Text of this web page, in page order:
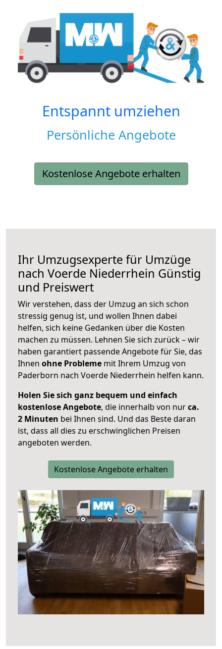
Entspannt umziehen
Persönliche Angebote
Kostenlose Angebote erhalten
Ihr Umzugsexperte für Umzüge
nach Voerde Niederrhein Günstig
und Preiswert
Wir verstehen, dass der Umzug an sich schon
stressig genug ist, und wollen Ihnen dabei
helfen, sich keine Gedanken über die Kosten
machen zu müssen. Lehnen Sie sich zurück – wir
haben garantiert passende Angebote für Sie, das
Ihnen ohne Probleme mit Ihrem Umzug von
Paderborn nach Voerde Niederrhein helfen kann.
Holen Sie sich ganz bequem und einfach
kostenlose Angebote, die innerhalb von nurca.
2 Minuten bei Ihnen sind. Und das Beste daran
ist, dass all dies zu erschwinglichen Preisen
angeboten werden.
Kostenlose Angebote erhalten